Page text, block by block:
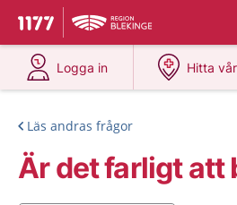
Till startsidan för 1177
Du har valt region
Logga in
på 1177.se
Hitta
på
Läs andras frågor
Är det farligt att